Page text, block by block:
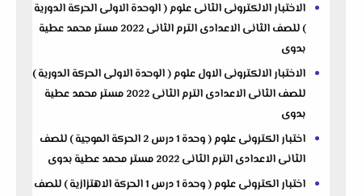
الاختبار الالكترونى الثانى علوم ( الوحدة الاولى الحركة الدورية
) للصف الثانى الاعدادى الترم الثانى 2022 مستر محمد عطية
بدوى
الاختبار الالكترونى الاول علوم ( الوحدة الاولى الحركة الدورية )
للصف الثانى الاعدادى الترم الثانى 2022 مستر محمد عطية
بدوى
اختبار الكترونى علوم ( وحدة 1 درس 2 الحركة الموجية ) للصف
الثانى الاعدادى الترم الثانى 2022 مستر محمد عطية بدوى
اختبار الكترونى علوم ( وحدة 1 درس 1 الحركة الاهتزازية ) للصف